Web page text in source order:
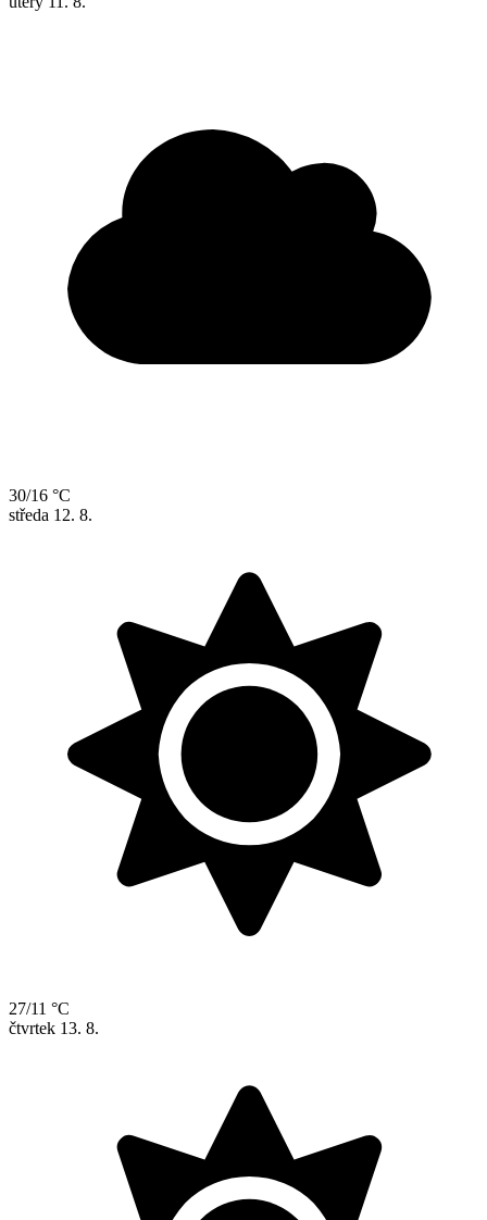
30/16 °C
středa 12. 8.
27/11 °C
čtvrtek 13. 8.